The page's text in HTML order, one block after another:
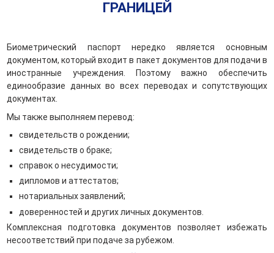
ГРАНИЦЕЙ
Биометрический паспорт нередко является основным
документом, который входит в пакет документов для подачи в
иностранные учреждения. Поэтому важно обеспечить
единообразие данных во всех переводах и сопутствующих
документах.
Мы также выполняем перевод:
свидетельств о рождении;
свидетельств о браке;
справок о несудимости;
дипломов и аттестатов;
нотариальных заявлений;
доверенностей и других личных документов.
Комплексная подготовка документов позволяет избежать
несоответствий при подаче за рубежом.